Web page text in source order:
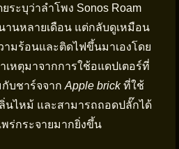
ยระบุว่าลำโพง Sonos Roam
านหลายเดือน แต่กลับดูเหมือน
ามร้อนและติดไฟขึ้นมาเองโดย
เหตุมาจากการใช้อแดปเตอร์ที่
บชาร์จจาก Apple brickที่ใช้
นไหม้ และสามารถถอดปลั๊กได้
ร่กระจายมากยิ่งขึ้น